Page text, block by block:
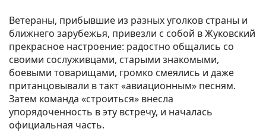
Ветераны, прибывшие из разных уголков страны и
ближнего зарубежья, привезли с собой в Жуковский
прекрасное настроение: радостно общались со
своими сослуживцами, старыми знакомыми,
боевыми товарищами, громко смеялись и даже
пританцовывали в такт «авиационным» песням.
Затем команда «строиться» внесла
упорядоченность в эту встречу, и началась
официальная часть.